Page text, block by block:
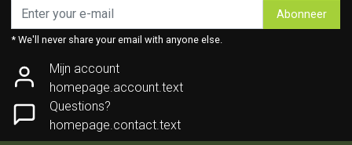
Abonneer
* We'll never share your email with anyone else.
Mijn account
homepage.account.text
Questions?
homepage.contact.text